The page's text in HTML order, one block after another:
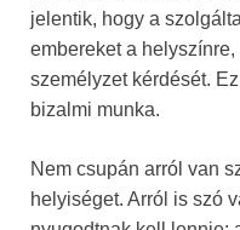
jelentik, hogy a
embereket a
személyzet kérdését.
bizalmi munka.
Nem csupán arról van
helyiséget. Arról is szó